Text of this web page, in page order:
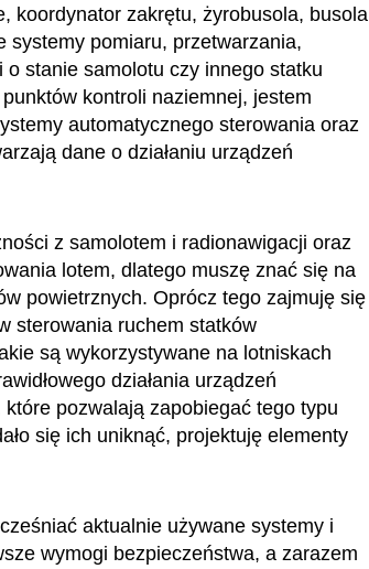
koordynator zakrętu, żyrobusola, busola
systemy pomiaru, przetwarzania,
stanie samolotu czy innego statku
kontroli naziemnej, jestem
automatycznego sterowania oraz
dane o działaniu urządzeń
z samolotem i radionawigacji oraz
lotem, dlatego muszę znać się na
powietrznych. Oprócz tego zajmuję się
sterowania ruchem statków
są wykorzystywane na lotniskach
działania urządzeń
pozwalają zapobiegać tego typu
się ich uniknąć, projektuję elementy
aktualnie używane systemy i
wymogi bezpieczeństwa, a zarazem